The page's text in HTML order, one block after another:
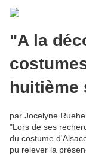
"A la
huitième
par Jocelyne
"Lors de ses
du costume
pu relever la